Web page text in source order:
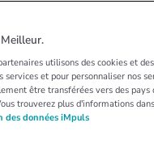
– la
soupers. Place à
utilisons des cookies et
services et pour personnaliser nos
être transférées vers des
trouverez plus d'informations
des données iMpuls